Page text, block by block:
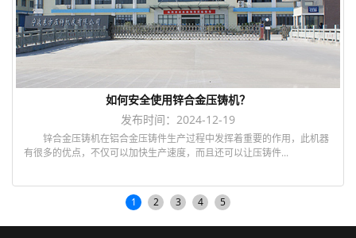
如何安全使用锌合金压铸机？
发布时间：2024-12-19
锌合金压铸机在铝合金压铸件生产过程中发挥着重要的作用，此机器
有很多的优点，不仅可以加快生产速度，而且还可以让压铸件...
1 2 3 4 5